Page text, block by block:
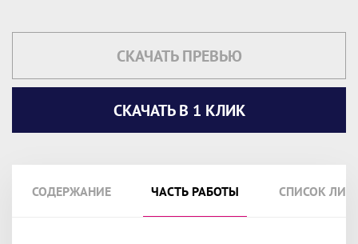
СКАЧАТЬ ПРЕВЬЮ
СКАЧАТЬ В 1 КЛИК
СОДЕРЖАНИЕ ЧАСТЬ РАБОТЫ СПИСОК